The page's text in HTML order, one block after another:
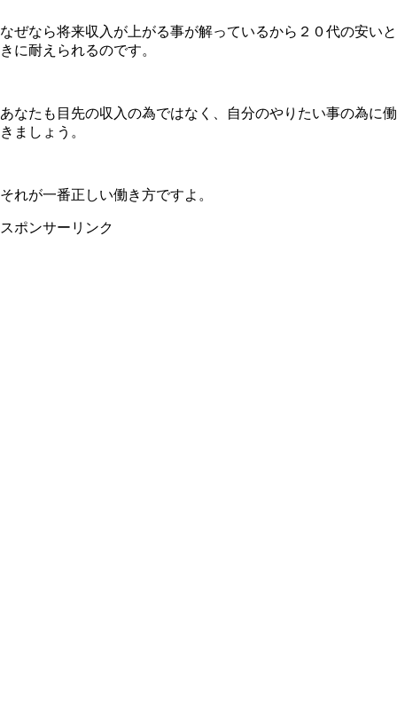
なぜなら将来収入が上がる事が解っているから２０代の安いと
きに耐えられるのです。
あなたも目先の収入の為ではなく、自分のやりたい事の為に働
きましょう。
それが一番正しい働き方ですよ。
スポンサーリンク